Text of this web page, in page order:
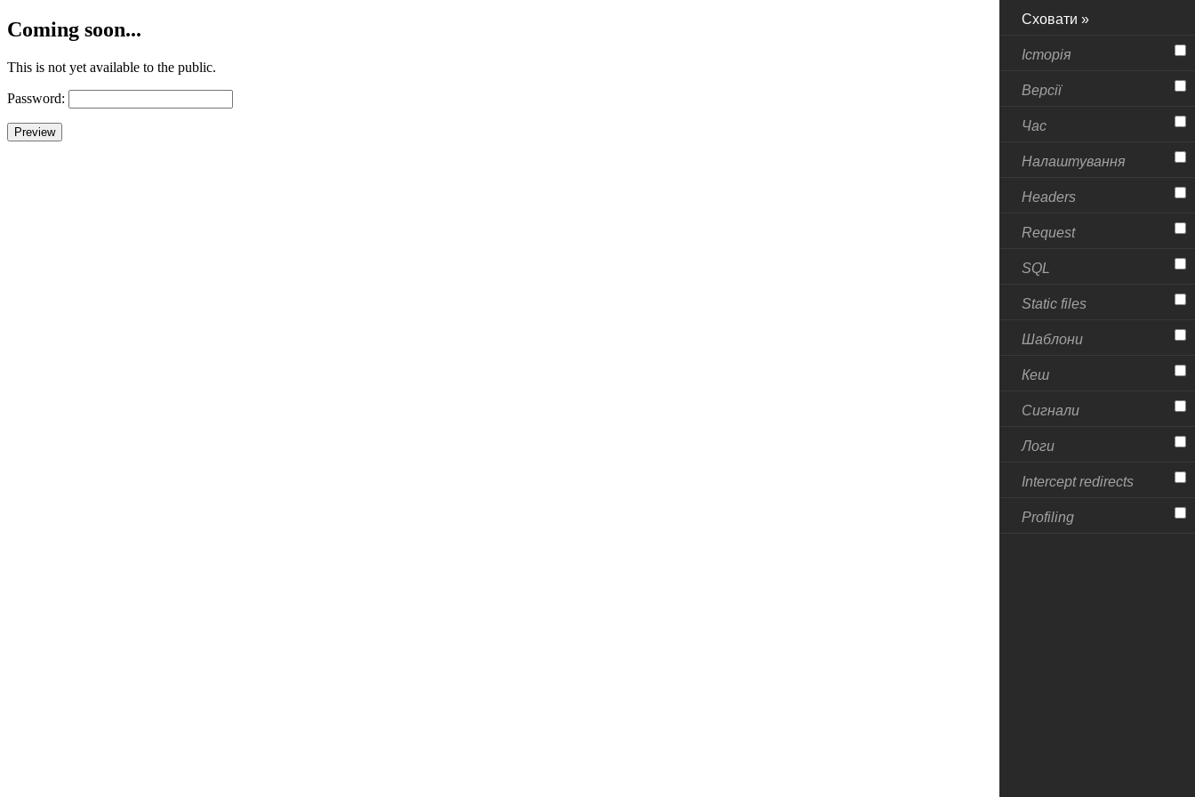
Coming soon...
This is not yet available to the public.
Password:
Сховати »
Історія
Версії
Час
Налаштування
Headers
Request
SQL
Static files
Шаблони
Кеш
Сигнали
Логи
Intercept redirects
Profiling